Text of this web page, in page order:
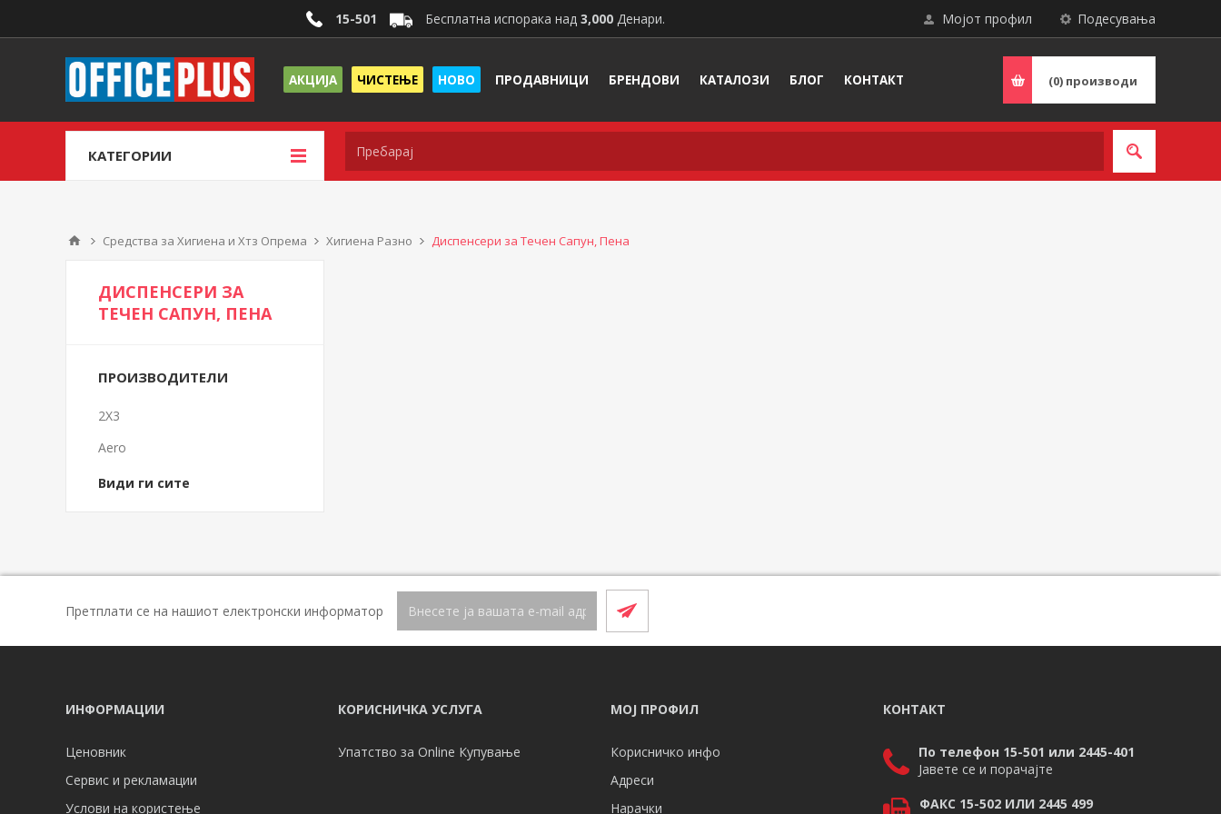
Подесувања
Мојот профил
15-501 Бесплатна испорака над 3,000 Денари.
АКЦИЈА ЧИСТЕЊЕ НОВО ПРОДАВНИЦИ БРЕНДОВИ КАТАЛОЗИ БЛОГ КОНТАКТ (0) производи
КАТЕГОРИИ
Средства за Хигиена и Хтз Опрема Хигиена Разно Диспенсери за Течен Сапун, Пена
ДИСПЕНСЕРИ ЗА
ТЕЧЕН САПУН, ПЕНА
ПРОИЗВОДИТЕЛИ
2X3
Aero
Види ги сите
Претплати се на нашиот електронски информатор
ИНФОРМАЦИИ
Ценовник
Сервис и рекламации
Услови на користење
КОРИСНИЧКА УСЛУГА
Упатство за Online Купување
МОЈ ПРОФИЛ
Корисничко инфо
Адреси
Нарачки
КОНТАКТ
По телефон 15-501 или 2445-401
Јавете се и порачајте
ФАКС 15-502 ИЛИ 2445 499